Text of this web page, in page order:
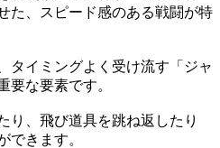
た、スピード感のある戦闘が特
タイミングよく受け流す「ジャ
要な要素です。
り、飛び道具を跳ね返したり
できます。